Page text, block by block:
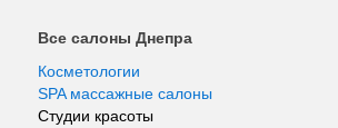
Все салоны Днепра
Косметологии
SPA массажные салоны
Студии красоты